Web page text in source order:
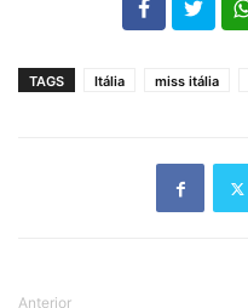
102 35
TAGS Itália miss itália
Anterior